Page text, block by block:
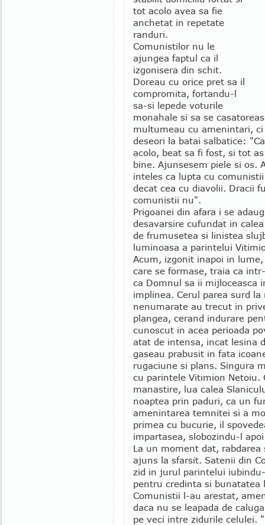
tot acolo avea sa fie
anchetat in repetate
randuri.
Comunistilor nu le
ajungea faptul ca il
izgonisera din schit.
Doreau cu orice pret sa il
compromita, fortandu-l
sa-si lepede voturile
monahale si sa se
multumeau cu amenintari, ci
deseori la batai salbatice:
acolo, beat sa fi fost, si tot
bine. Ajunsesem piele si os.
inteles ca lupta cu
decat cea cu diavolii. Dracii
comunistii nu".
Prigoanei din afara i se
desavarsire cufundat in
de frumusetea si linistea
luminoasa a parintelui
Acum, izgonit inapoi in
care se formase, traia ca
ca Domnul sa ii mijloceasca
implinea. Cerul parea surd
nenumarate au trecut in
plangea, cerand indurare
cunoscut in acea perioada
atat de intensa, incat lesina
gaseau prabusit in fata
rugaciune si plans. Singura
cu parintele Vitimion Netoiu.
manastire, lua calea
noaptea prin paduri, ca un
amenintarea temnitei si a
primea cu bucurie, il
impartasea, slobozindu-l
La un moment dat, rabdarea
ajuns la sfarsit. Satenii din
zid in jurul parintelui
pentru credinta si bunatatea
Comunistii l-au arestat,
daca nu se leapada de
pe veci intre zidurile celulei.